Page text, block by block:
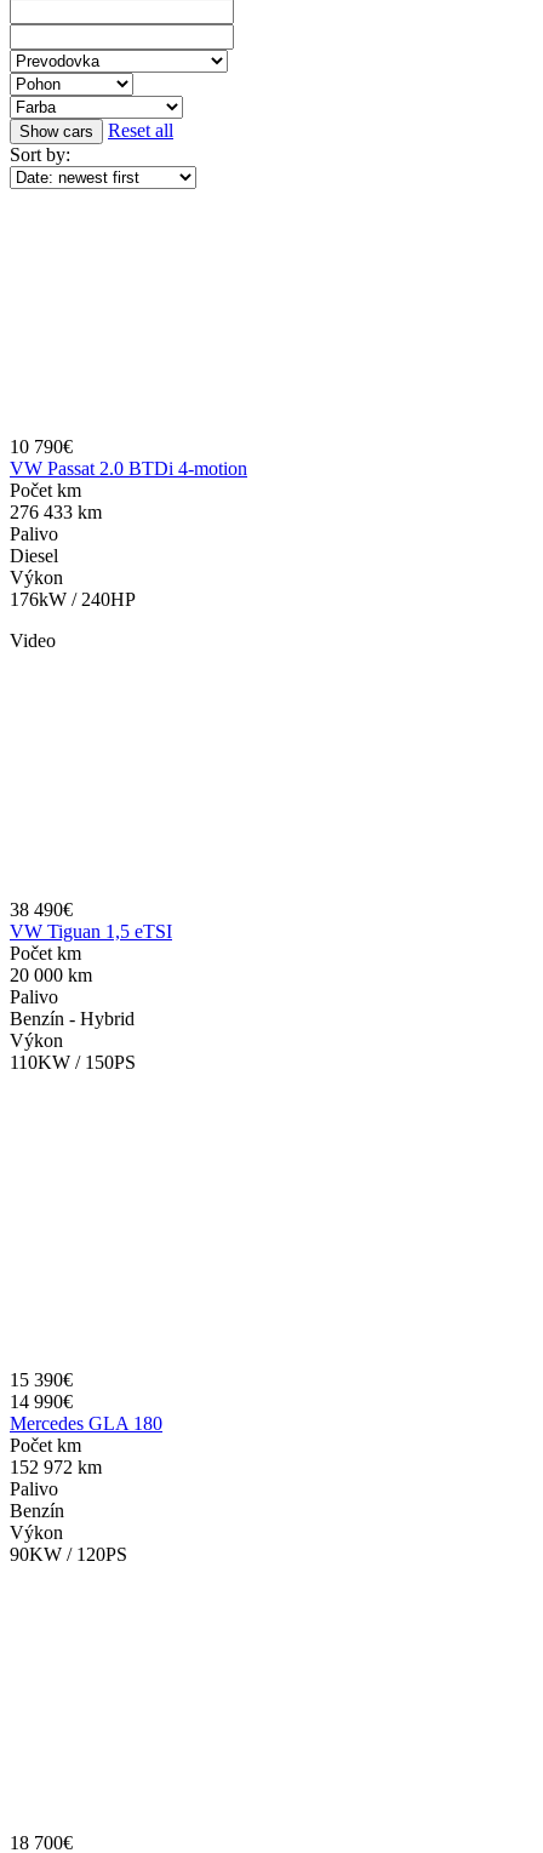
Reset all
Sort by:
10 790€
VW Passat 2.0 BTDi 4-motion
Počet km
276 433 km
Palivo
Diesel
Výkon
176kW / 240HP
Video
38 490€
VW Tiguan 1,5 eTSI
Počet km
20 000 km
Palivo
Benzín - Hybrid
Výkon
110KW / 150PS
15 390€
14 990€
Mercedes GLA 180
Počet km
152 972 km
Palivo
Benzín
Výkon
90KW / 120PS
18 700€